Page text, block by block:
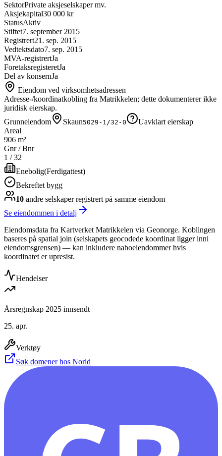
SektorPrivate aksjeselskaper mv.
Aksjekapital30 000 kr
StatusAktiv
Stiftet7. september 2015
Registrert21. sep. 2015
Vedtektsdato7. sep. 2015
MVA-registrertJa
ForetaksregisteretJa
Del av konsernJa
Eiendom ved virksomhetsadressen
Adresse-/koordinatkobling fra Matrikkelen; dette dokumenterer ikke
juridisk eierskap.
Grunneiendom
Skaun5029-1/32-0
Uavklart eierskap
Areal
906 m²
Gnr / Bnr
1 /32
Enebolig(Ferdigattest)
Bekreftet bygg
10 andre selskaperregistrert på samme eiendom
Se eiendommen i detalj
Eiendomsdata fra Kartverket Matrikkelen via Geonorge. Koblingen
baseres på spatial join (selskapets geocodede koordinat ligger inni
eiendomsgrensen) — kan inkludere naboeiendommer hvis
koordinatet er upresist.
Hendelser
Årsregnskap 2025 innsendt
25. apr.
Verktøy
Søk domener hos Norid